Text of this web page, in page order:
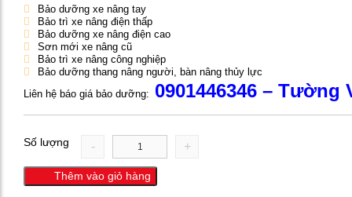
Bảo dưỡng xe nâng tay
Bảo trì xe nâng điện thấp
Bảo dưỡng xe nâng điện cao
Sơn mới xe nâng cũ
Bảo trì xe nâng công nghiệp
Bảo dưỡng thang nâng người, bàn nâng thủy lực
Liên hệ báo giá bảo dưỡng: 0901446346 – Tường
Số lượng - +
Thêm vào giỏ hàng